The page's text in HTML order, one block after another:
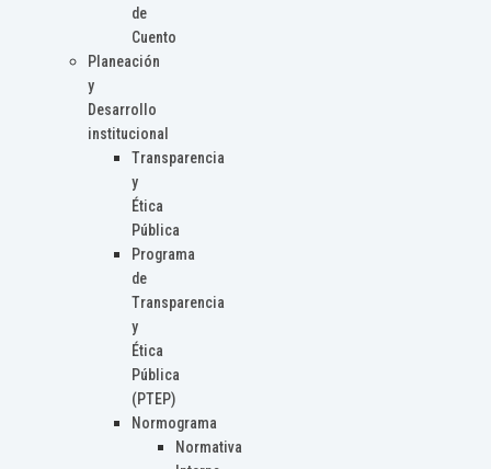
de
Cuento
Planeación
y
Desarrollo
institucional
Transparencia
y
Ética
Pública
Programa
de
Transparencia
y
Ética
Pública
(PTEP)
Normograma
Normativa